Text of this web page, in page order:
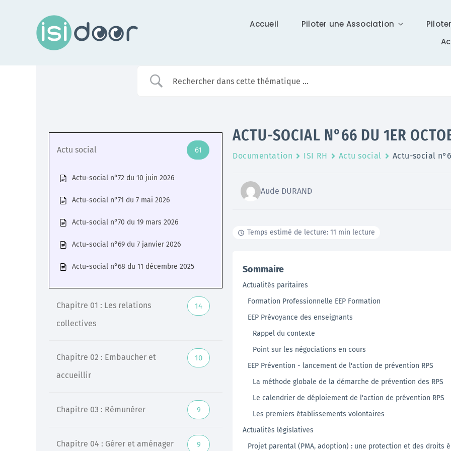
Accueil Piloter une Association
Dans chaque région, les conseillers Isidoor vous
En savoir +
actualités, newsletter (ISI News), …
Veille
En savoir +
Tutoriels, ressources documentaires, webinar en
Actu social 61
Actu-social n°72 du 10 juin 2026
Actu-social n°71 du 7 mai 2026
Actu-social n°70 du 19 mars 2026
Actu-social n°69 du 7 janvier 2026
Actu-social n°68 du 11 décembre 2025
Chapitre 01 : Les relations
collectives
14
Chapitre 02 : Embaucher et
accueillir
10
Chapitre 03 : Rémunérer 9
Chapitre 04 : Gérer et aménager
9
ACTU-SOCIAL N°66 DU 1ER
Documentation ISI RH Actu social Actu-social
Aude DURAND
Temps estimé de lecture: 11 min lecture
Sommaire
Actualités paritaires
Formation Professionnelle EEP Formation
EEP Prévoyance des enseignants
Rappel du contexte
Point sur les négociations en cours
EEP Prévention - lancement de l'action de prévention RPS
La méthode globale de la démarche de prévention des RPS
Le calendrier de déploiement de l'action de prévention RPS
Les premiers établissements volontaires
Actualités législatives
Projet parental (PMA, adoption) : une protection et des droits